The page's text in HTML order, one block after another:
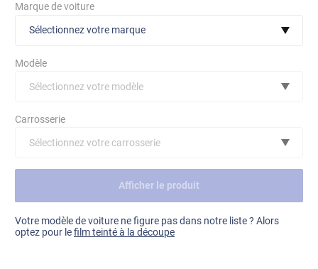
Marque de voiture
Sélectionnez votre marque
Ford
Modèle
Sélectionnez votre modèle
Carrosserie
Sélectionnez votre carrosserie
Voir tout
Afficher le produit
Votre modèle de voiture ne figure pas dans notre liste ? Alors
optez pour lefilm teinté à la découpe